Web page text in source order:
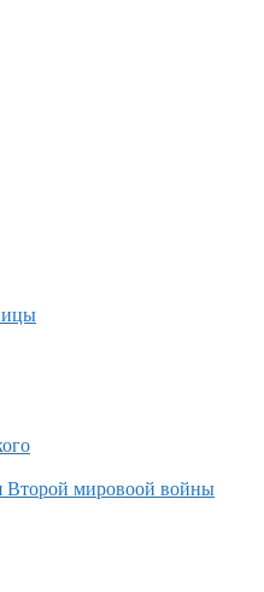
Второй мировоой войны